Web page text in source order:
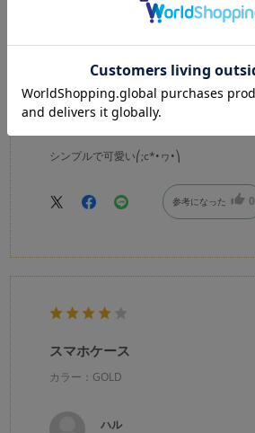
mari
購入確認済み 年代:40代
大柄
シンプルで可愛い⎛;c*•ヮ•⎞
参考になった 0
スマホケース
カラー：GOLD
ハル